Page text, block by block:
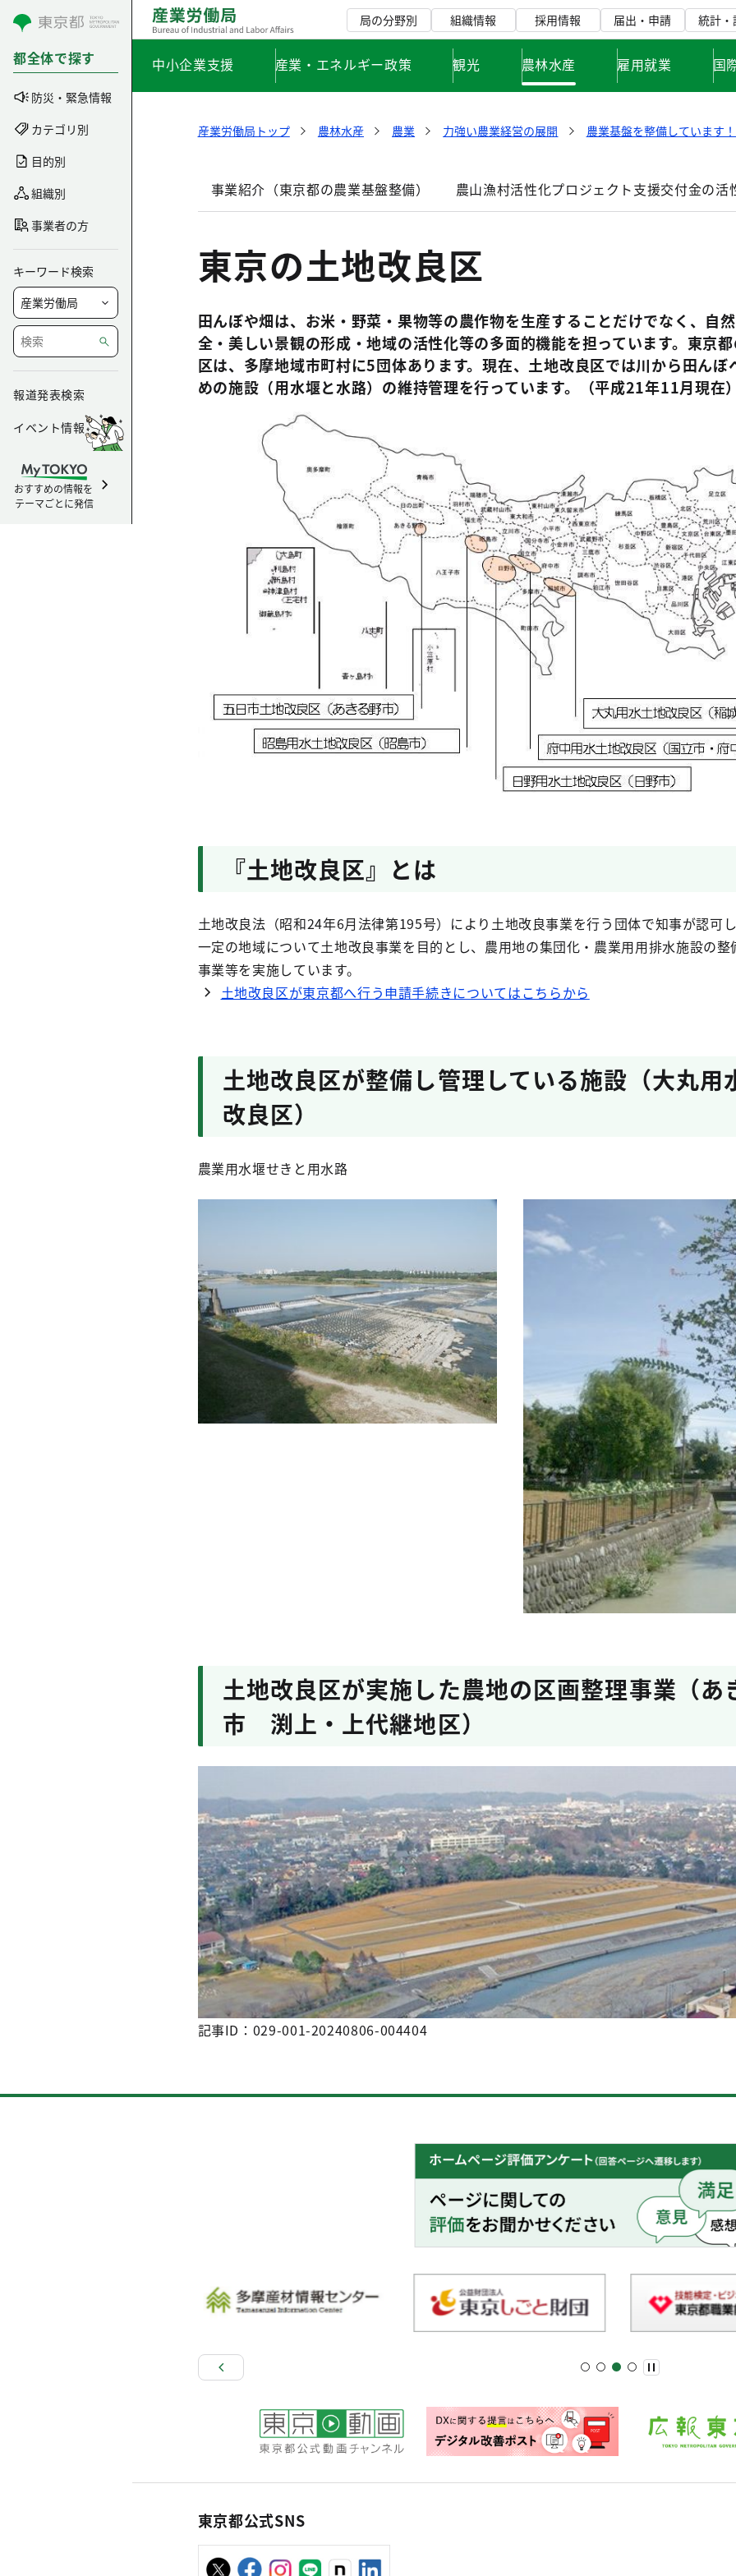
コンテンツにスキップ
都全体で探す
防災・緊急情報
カテゴリ別
目的別
組織別
事業者の方
キーワード検索
報道発表検索
イベント情報
おすすめの情報を
テーマごとに発信
局の分野別 組織情報 採用情報 届出・申請 統計・
中小企業支援 産業・エネルギー政策 観光 農林水産 雇用就業 国
産業労働局トップ 農林水産 農業 力強い農業経営の展開 農業基盤を整備しています！
事業紹介（東京都の農業基盤整備） 農山漁村活性化プロジェクト支援交付金の活
東京の土地改良区
田んぼや畑は、お米・野菜・果物等の農作物を生産することだけでなく、自
全・美しい景観の形成・地域の活性化等の多面的機能を担っています。東京
区は、多摩地域市町村に5団体あります。現在、土地改良区では川から田んぼ
めの施設（用水堰と水路）の維持管理を行っています。（平成21年11月現在
『土地改良区』とは
土地改良法（昭和24年6月法律第195号）により土地改良事業を行う団体で知事が認可
一定の地域について土地改良事業を目的とし、農用地の集団化・農業用用排水施設の整
事業等を実施しています。
土地改良区が東京都へ行う申請手続きについてはこちらから
土地改良区が整備し管理している施設（大丸用
改良区）
農業用水堰せきと用水路
土地改良区が実施した農地の区画整理事業（あ
市 渕上・上代継地区）
記事ID：029-001-20240806-004404
東京都公式SNS